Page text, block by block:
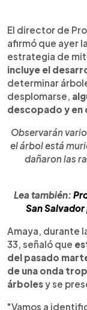
El director de
afirmó que ayer
estrategia de
incluye el
determinar
desplomarse,
descopado y
Observarán
el árbol está
dañaron las
Lea también:
San
Amaya, durante
33, señaló que
del pasado
de una onda
árbolesy se
"Vamos a